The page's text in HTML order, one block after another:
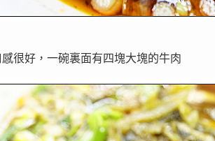
很好，一碗裏面有四塊大塊的牛肉